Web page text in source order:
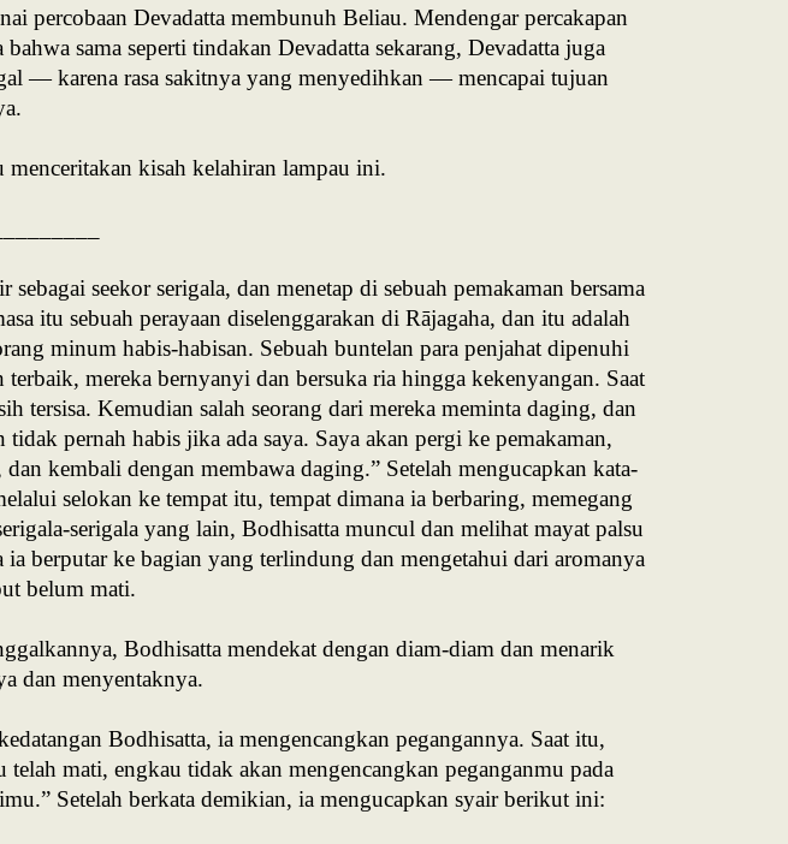
percobaan Devadatta membunuh Beliau. Mendengar percakapan
sama seperti tindakan Devadatta sekarang, Devadatta juga
— karena rasa sakitnya yang menyedihkan — mencapai tujuan
menceritakan kisah kelahiran lampau ini.
seekor serigala, dan menetap di sebuah pemakaman bersama
itu sebuah perayaan diselenggarakan di Rājagaha, dan itu adalah
minum habis-habisan. Sebuah buntelan para penjahat dipenuhi
mereka bernyanyi dan bersuka ria hingga kekenyangan. Saat
tersisa. Kemudian salah seorang dari mereka meminta daging, dan
pernah habis jika ada saya. Saya akan pergi ke pemakaman,
kembali dengan membawa daging.” Setelah mengucapkan kata-
selokan ke tempat itu, tempat dimana ia berbaring, memegang
serigala yang lain, Bodhisatta muncul dan melihat mayat palsu
ke bagian yang terlindung dan mengetahui dari aromanya
belum mati.
Bodhisatta mendekat dengan diam-diam dan menarik
dan menyentaknya.
Bodhisatta, ia mengencangkan pegangannya. Saat itu,
mati, engkau tidak akan mengencangkan peganganmu pada
Setelah berkata demikian, ia mengucapkan syair berikut ini: